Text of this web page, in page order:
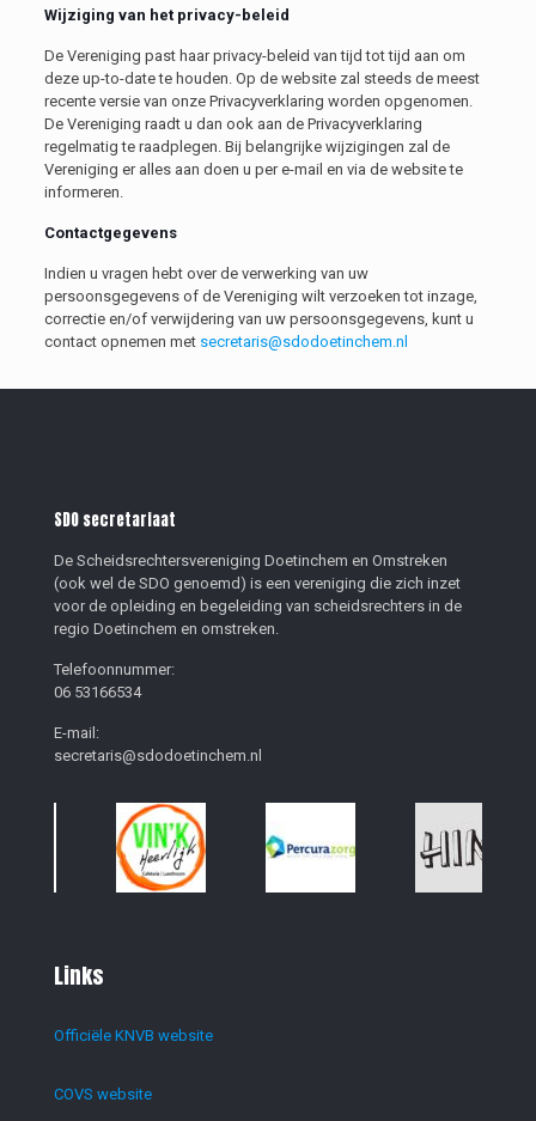
Wijziging van het privacy-beleid
De Vereniging past haar privacy-beleid van tijd tot tijd aan om
deze up-to-date te houden. Op de website zal steeds de meest
recente versie van onze Privacyverklaring worden opgenomen.
De Vereniging raadt u dan ook aan de Privacyverklaring
regelmatig te raadplegen. Bij belangrijke wijzigingen zal de
Vereniging er alles aan doen u per e-mail en via de website te
informeren.
Contactgegevens
Indien u vragen hebt over de verwerking van uw
persoonsgegevens of de Vereniging wilt verzoeken tot inzage,
correctie en/of verwijdering van uw persoonsgegevens, kunt u
contact opnemen met secretaris@sdodoetinchem.nl
SDO secretariaat
De Scheidsrechtersvereniging Doetinchem en Omstreken
(ook wel de SDO genoemd) is een vereniging die zich inzet
voor de opleiding en begeleiding van scheidsrechters in de
regio Doetinchem en omstreken.
Telefoonnummer:
06 53166534
E-mail:
secretaris@sdodoetinchem.nl
Links
Officiële KNVB website
COVS website